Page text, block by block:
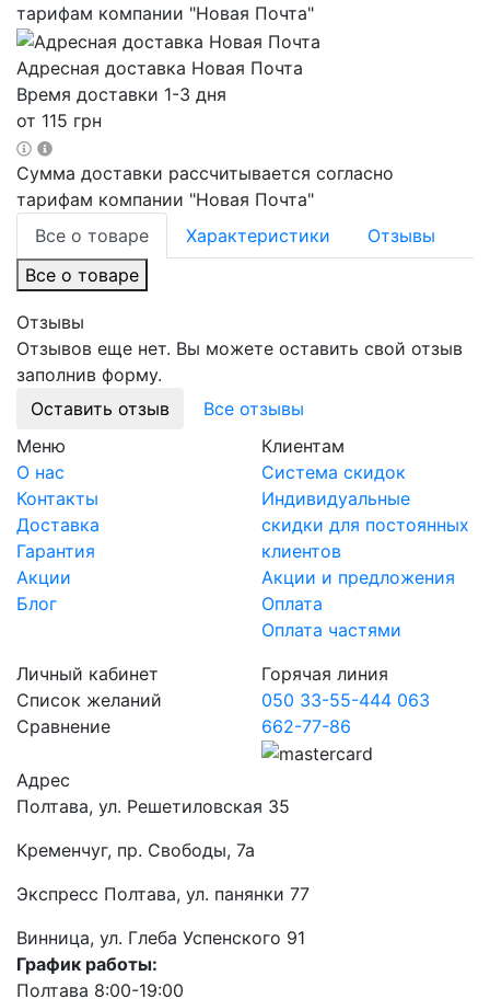
тарифам компании "Новая Почта"
Адресная доставка Новая Почта
Время доставки 1-3 дня
от 115 грн
Сумма доставки рассчитывается согласно
тарифам компании "Новая Почта"
Все о товаре
Характеристики
Отзывы
Все о товаре
Отзывы
Отзывов еще нет. Вы можете оставить свой отзыв
заполнив форму.
Оставить отзыв
Все отзывы
Меню
О нас
Контакты
Доставка
Гарантия
Акции
Блог
Клиентам
Система скидок
Индивидуальные
скидки для постоянных
клиентов
Акции и предложения
Оплата
Оплата частями
Личный кабинет
Список желаний
Сравнение
Горячая линия
050 33-55-444 063
662-77-86
Адрес
Полтава, ул. Решетиловская 35
Кременчуг, пр. Свободы, 7а
Экспресс Полтава, ул. панянки 77
Винница, ул. Глеба Успенского 91
График работы:
Полтава 8:00-19:00